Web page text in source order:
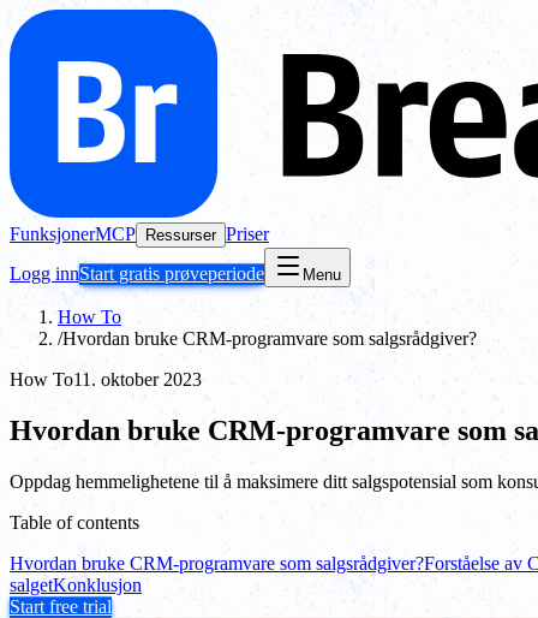
FunksjonerMCP Ressurser Priser
Logg innStart gratis prøveperiode Menu
How To
/Hvordan bruke CRM-programvare som salgsrådgiver?
How To11. oktober 2023
Hvordan bruke CRM-programvare som
Oppdag hemmelighetene til å maksimere ditt salgspotensial som
Table of contents
Hvordan bruke CRM-programvare som salgsrådgiver?Forståelse av
salgetKonklusjon
Start free trial